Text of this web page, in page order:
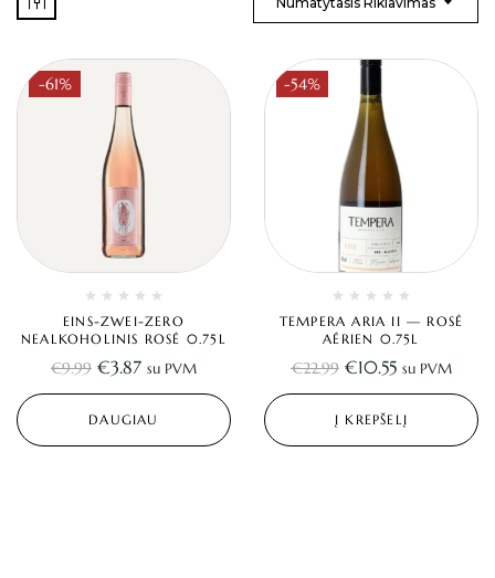
-61%
EINS-ZWEI-ZERO
NEALKOHOLINIS ROSÉ 0.75L
€9.99 €3.87 su PVM
DAUGIAU
-54%
TEMPERA ARIA II — ROSÉ
AÉRIEN 0.75L
€22.99 €10.55 su PVM
Į KREPŠELĮ